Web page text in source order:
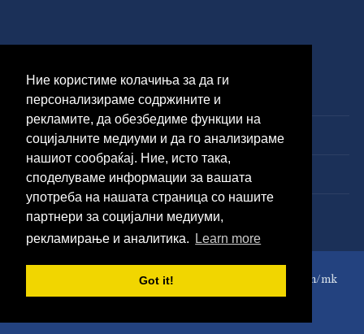
Ние користиме колачиња за да ги
персонализираме содржините и
рекламите, да обезбедиме функции на
социјалните медиуми и да го анализираме
нашиот сообраќај. Ние, исто така,
споделуваме информации за вашата
употреба на нашата страница со нашите
партнери за социјални медиуми,
рекламирање и аналитика.
Learn more
Got it!
1 година
2 година
3 година
4 година
Сите права се задржани © 2020 www.matematikazavsicki.com/mk